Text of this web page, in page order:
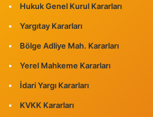
Hukuk Genel Kurul Kararları
Yargıtay Kararları
Bölge Adliye Mah. Kararları
Yerel Mahkeme Kararları
İdari Yargı Kararları
KVKK Kararları